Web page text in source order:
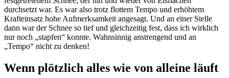
durchsetzt war. Es war also trotz flottem Tempo und erhöhtem
Krafteinsatz hohe Aufmerksamkeit angesagt. Und an einer Stelle
dann war der Schnee so tief und gleichzeitig fest, dass ich wirklich
nur noch „stapfen“ konnte. Wahnsinnig anstrengend und an
„Tempo“ nicht zu denken!
Wenn plötzlich alles wie von alleine läuft